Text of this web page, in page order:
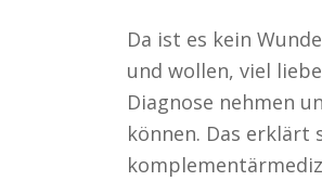
Da ist es kein
und wollen, viel
Diagnose nehmen
können. Das erklärt